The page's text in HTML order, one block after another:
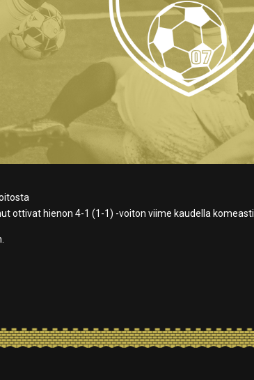
ottivat hienon 4-1 (1-1) -voiton viime kaudella